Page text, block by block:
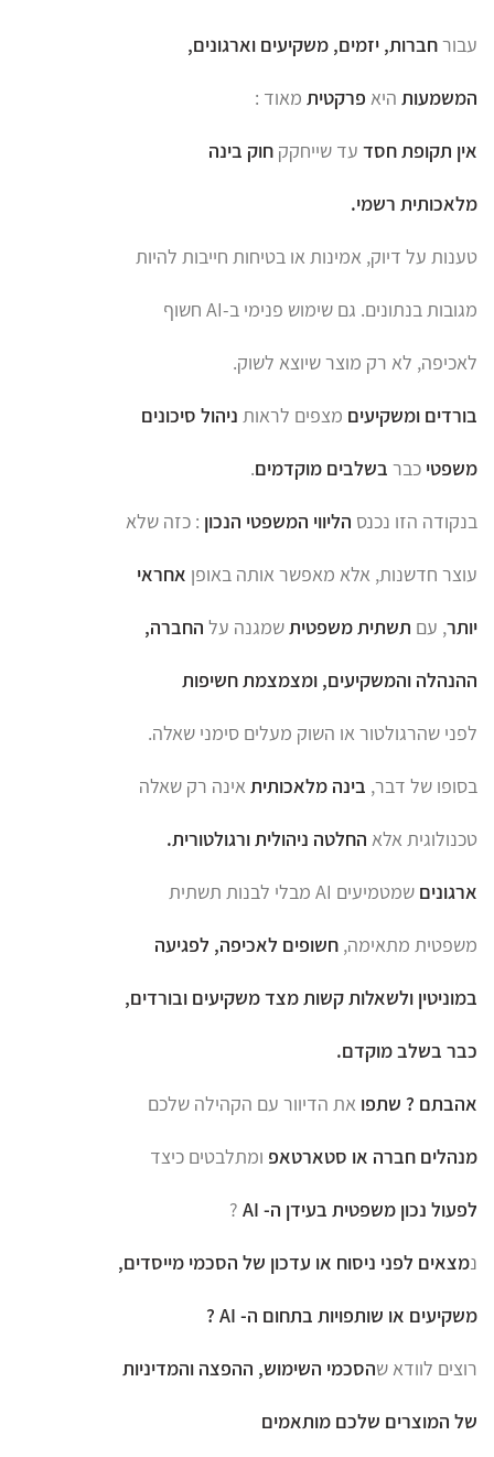
עבורחברות, יזמים, משקיעים וארגונים,
המשמעות היא פרקטית מאוד :
אין תקופת חסד עד שייחקק חוק בינה
מלאכותית רשמי.
טענות על דיוק, אמינות או בטיחות חייבות להיות
מגובות בנתונים. גם שימוש פנימי ב-AI חשוף
לאכיפה, לא רק מוצר שיוצא לשוק.
בורדים ומשקיעים מצפים לראות ניהול סיכונים
משפטי כבר בשלבים מוקדמים.
בנקודה הזו נכנס הליווי המשפטי הנכון : כזה שלא
עוצר חדשנות, אלא מאפשר אותה באופן אחראי
יותר, עם תשתית משפטיתשמגנה על החברה,
ההנהלה והמשקיעים, ומצמצמת חשיפות
לפני שהרגולטור או השוק מעלים סימני שאלה.
בסופו של דבר, בינה מלאכותית אינה רק שאלה
טכנולוגית אלא החלטה ניהולית ורגולטורית.
ארגונים שמטמיעים AI מבלי לבנות תשתית
משפטית מתאימה, חשופים לאכיפה, לפגיעה
במוניטין ולשאלות קשות מצד משקיעים ובורדים,
כבר בשלב מוקדם.
אהבתם ? שתפו את הדיוור עם הקהילה שלכם
מנהלים חברה או סטארטאפ ומתלבטים כיצד
לפעול נכון משפטית בעידן ה- AI ?
נמצאים לפני ניסוח או עדכון של הסכמי מייסדים,
משקיעים או שותפויות בתחום ה- AI ?
רוצים לוודא שהסכמי השימוש, ההפצה והמדיניות
של המוצרים שלכם מותאמים